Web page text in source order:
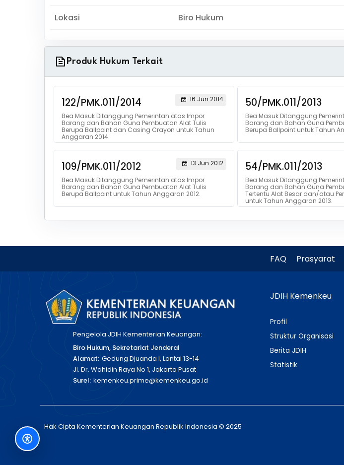
Lokasi Biro Hukum
Produk Hukum Terkait
122/PMK.011/2014
16 Jun 2014
Bea Masuk Ditanggung Pemerintah atas Impor
Barang dan Bahan Guna Pembuatan Alat Tulis
Berupa Ballpoint dan Casing Crayon untuk Tahun
Anggaran 2014.
50/PMK.011/2013
Bea Masuk Ditanggung
Barang dan Bahan Guna
Berupa Ballpoint untuk Tahun
109/PMK.011/2012
13 Jun 2012
Bea Masuk Ditanggung Pemerintah atas Impor
Barang dan Bahan Guna Pembuatan Alat Tulis
Berupa Ballpoint untuk Tahun Anggaran 2012.
54/PMK.011/2013
Bea Masuk Ditanggung
Barang dan Bahan Guna
Tertentu Alat Besar dan/atau
untuk Tahun Anggaran 2013.
FAQ Prasyarat
Pengelola JDIH Kementerian Keuangan:
Biro Hukum, Sekretariat Jenderal
Alamat: Gedung Djuanda I, Lantai 13-14
Jl. Dr. Wahidin Raya No 1, Jakarta Pusat
Surel: kemenkeu.prime@kemenkeu.go.id
JDIH Kemenkeu
Profil
Struktur Organisasi
Berita JDIH
Statistik
Hak Cipta Kementerian Keuangan Republik Indonesia © 2025